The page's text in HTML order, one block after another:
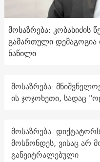
მოსაზრება: კობახიძის
გამართული დემაგოგია
ნაწილი
მოსაზრება:
ის ჯოჯოხეთი, სადაც
მოსაზრება:
მოსწონდეს, ვისაც არ
განეიტრალებული